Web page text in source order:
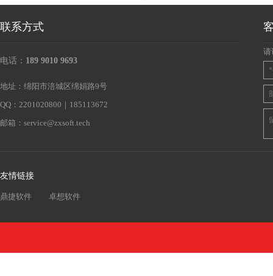
联系方式
电话： 189 9010 9693
地址：绵阳市涪城区绵娟路9号
QQ：2201020800｜185113672
邮箱： service@zxsoft.tech
请
友情链接
鼎捷软件 卓想软件